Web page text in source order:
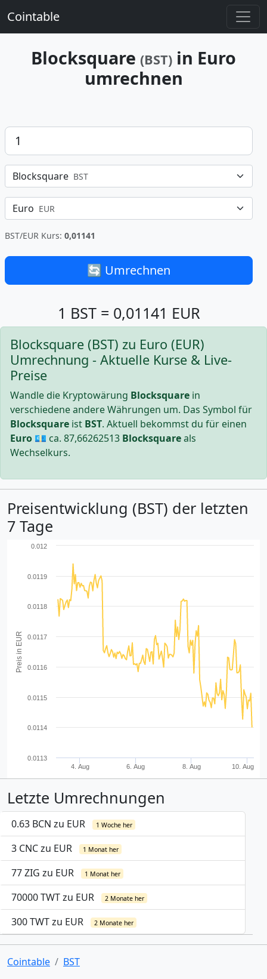
Cointable
Blocksquare (BST) in Euro
umrechnen
Betrag
Blocksquare BST
Euro EUR
BST/EUR Kurs: 0,01141
🔄 Umrechnen
1 BST = 0,01141 EUR
Blocksquare (BST) zu Euro (EUR)
Umrechnung - Aktuelle Kurse & Live-
Preise
Wandle die Kryptowärung Blocksquare in
verschiedene andere Währungen um. Das Symbol für
Blocksquare ist BST. Aktuell bekommst du für einen
Euro 💶 ca. 87,66262513 Blocksquareals
Wechselkurs.
Preisentwicklung (BST) der letzten
7 Tage
Preis in EUR
4. Aug 6. Aug 8. Aug 10. Aug
0.0113
0.0114
0.0115
0.0116
0.0117
0.0118
0.0119
0.012
Letzte Umrechnungen
0.63 BCN zu EUR 1 Woche her
3 CNC zu EUR 1 Monat her
77 ZIG zu EUR 1 Monat her
70000 TWT zu EUR 2 Monate her
300 TWT zu EUR 2 Monate her
Cointable BST